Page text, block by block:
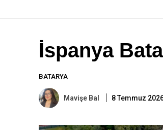
İspanya
BATARYA
Mavişe Bal 8 Temmuz